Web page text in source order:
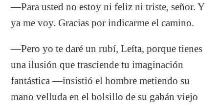
—Para usted no estoy ni feliz ni triste, señor. Y
ya me voy. Gracias por indicarme el camino.
—Pero yo te daré un rubí, Leíta, porque tienes
una ilusión que trasciende tu imaginación
fantástica —insistió el hombre metiendo su
mano velluda en el bolsillo de su gabán viejo